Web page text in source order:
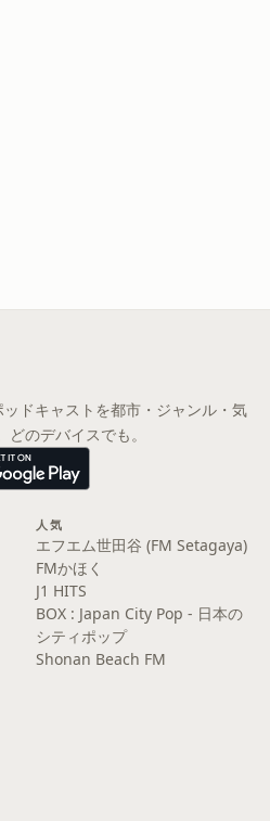
ドキャストを都市・ジャンル・気
のデバイスでも。
人気
エフエム世田谷 (FM Setagaya)
FMかほく
J1 HITS
BOX : Japan City Pop - 日本の
シティポップ
Shonan Beach FM